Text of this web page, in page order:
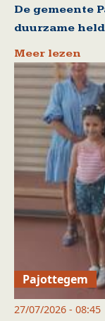
De gemeente
duurzame
Meer lezen
Pajottegem
27/07/2026 - 08:45